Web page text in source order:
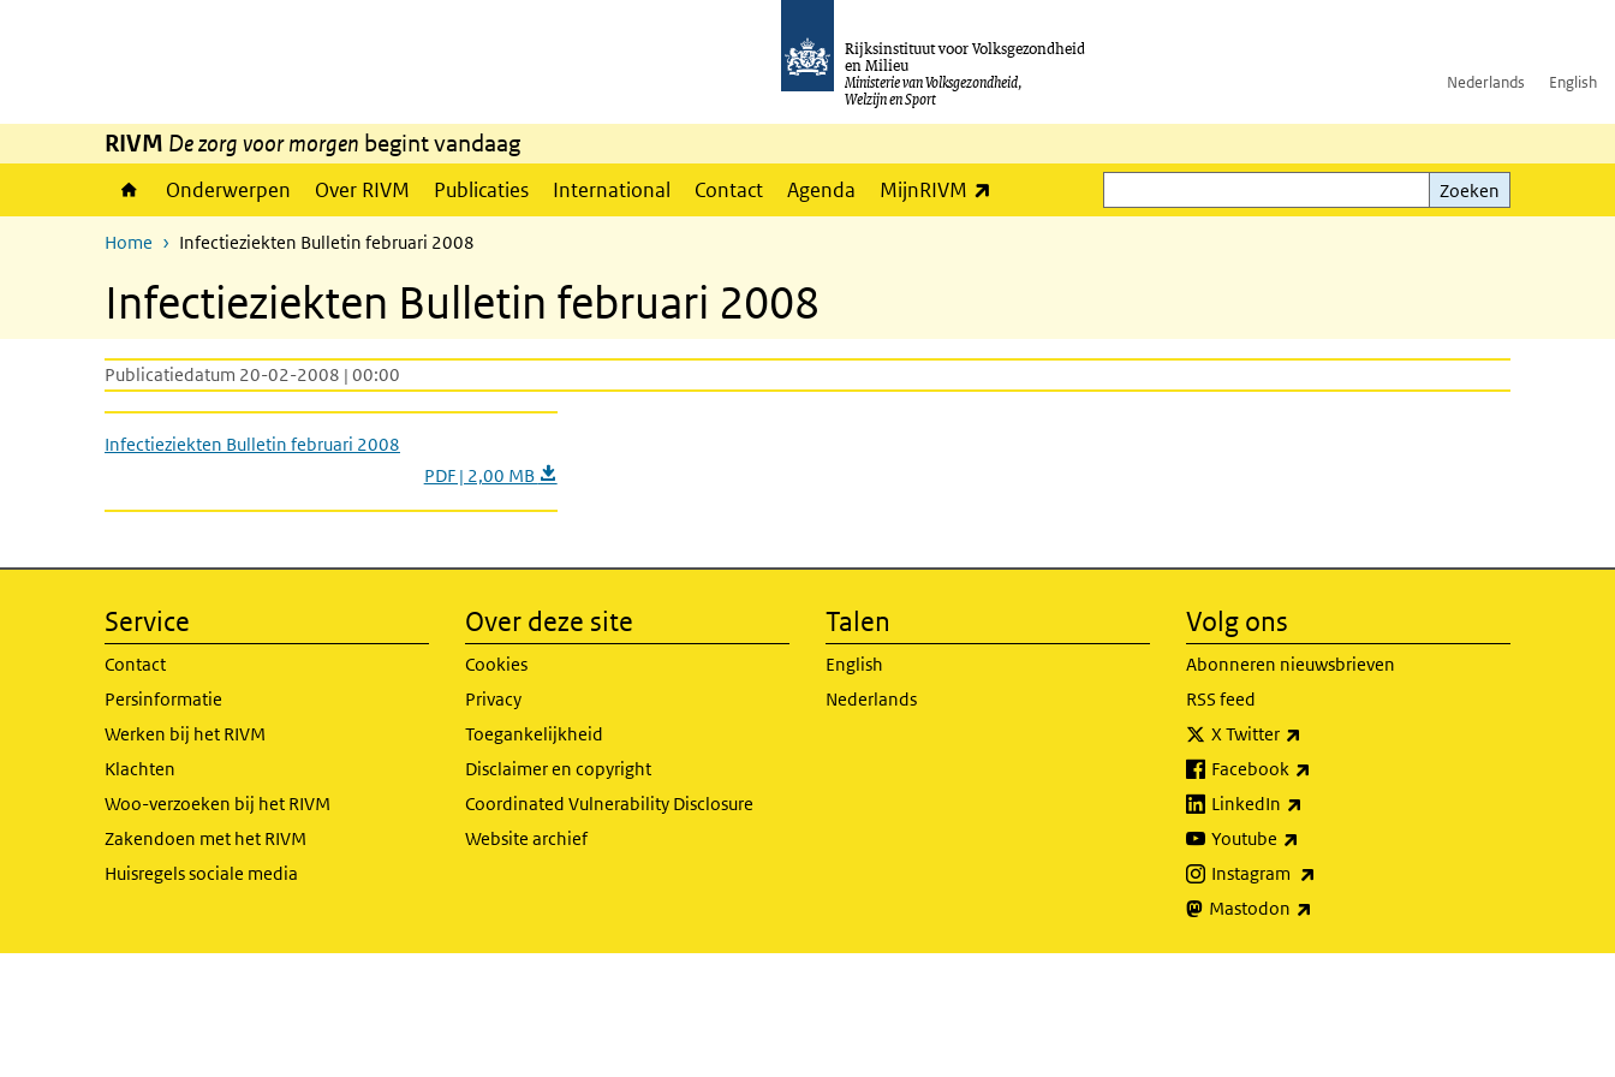
Rijksinstituut voor Volksgezondheid
en Milieu
Ministerie van Volksgezondheid,
Welzijn en Sport
Nederlands English
RIVM De zorg voor morgen begint vandaag
Onderwerpen Over RIVM Publicaties International Contact Agenda MijnRIVM
Zoeken
Zoeken
Home Infectieziekten Bulletin februari 2008
Infectieziekten Bulletin februari 2008
Publicatiedatum 20-02-2008 | 00:00
Infectieziekten Bulletin februari 2008
PDF | 2,00 MB
Service
Contact
Persinformatie
Werken bij het RIVM
Klachten
Woo-verzoeken bij het RIVM
Zakendoen met het RIVM
Huisregels sociale media
Over deze site
Cookies
Privacy
Toegankelijkheid
Disclaimer en copyright
Coordinated Vulnerability Disclosure
Website archief
Talen
English
Nederlands
Volg ons
Abonneren nieuwsbrieven
RSS feed
X Twitter
Facebook
LinkedIn
Youtube
Instagram
Mastodon